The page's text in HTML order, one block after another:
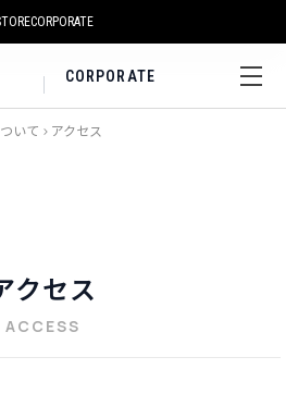
CORPORATE
CORPORATE
いて > アクセス
クセス
ACCESS